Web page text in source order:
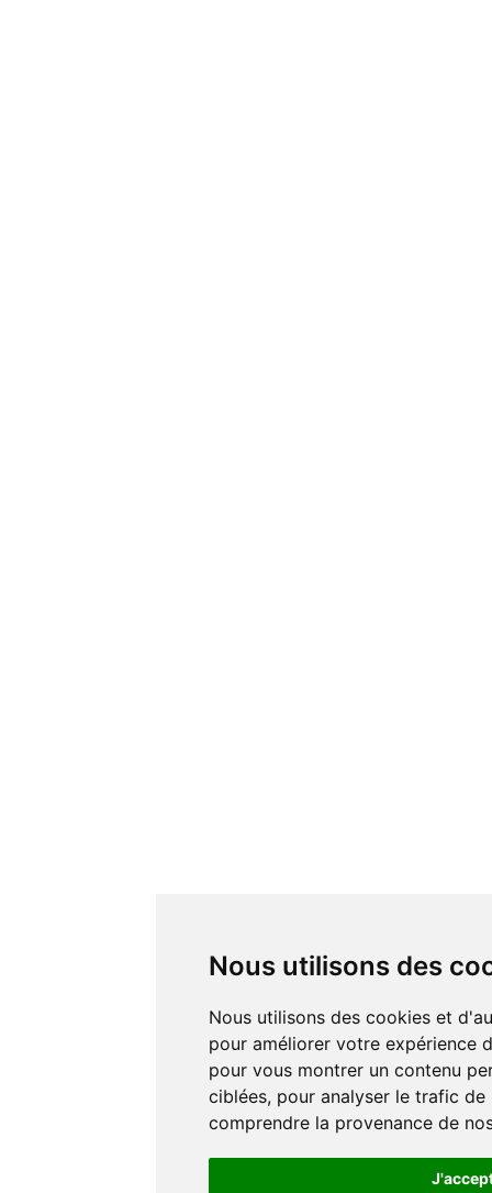
Nous utilisons des
Nous utilisons des cookies et d'autres technologies de suivi
pour améliorer votre expérience
pour vous montrer un contenu
ciblées, pour analyser le trafic
comprendre la provenance de